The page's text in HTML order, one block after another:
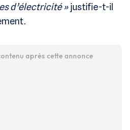
d’électricité » justifie-t-il
après cette annonce